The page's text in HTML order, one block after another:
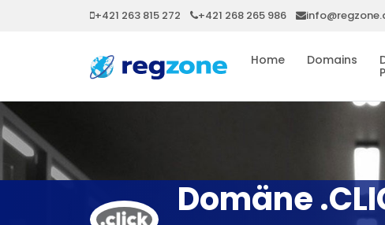
+421 263 815 272 +421 268 265 986
Home Domains
Domäne